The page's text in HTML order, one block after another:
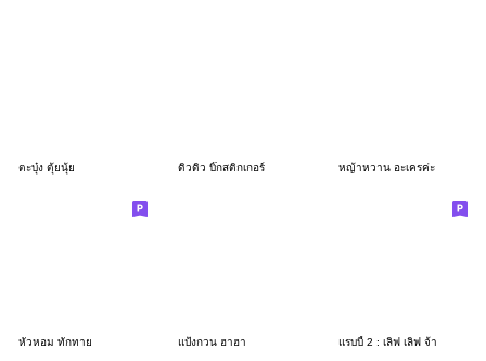
ตะบุ๋ง ตุ้ยนุ้ย ดิวดิว บิ๊กสติกเกอร์ หญ้าหวาน อะเครค่ะ
หัวหอม ทักทาย แป้งกวน ฮาฮา แรบบี้ 2 : เลิฟ เลิฟ จ้า